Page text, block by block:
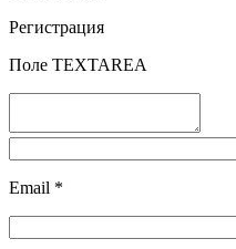
Регистрация
Поле TEXTAREA
Email *